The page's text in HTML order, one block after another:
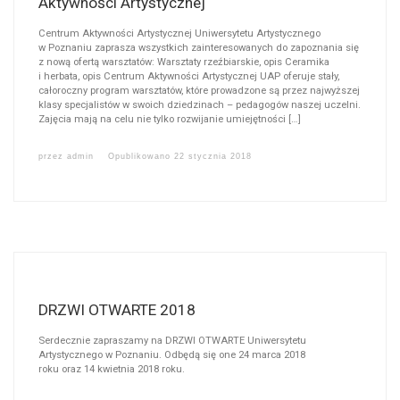
Centrum Aktywności Artystycznej Uniwersytetu Artystycznego
w Poznaniu zaprasza wszystkich zainteresowanych do zapoznania się
z nową ofertą warsztatów: Warsztaty rzeźbiarskie, opis Ceramika
i herbata, opis Centrum Aktywności Artystycznej UAP oferuje stały,
całoroczny program warsztatów, które prowadzone są przez najwyższej
klasy specjalistów w swoich dziedzinach – pedagogów naszej uczelni.
Zajęcia mają na celu nie tylko rozwijanie umiejętności […]
przezadmin Opublikowano 22 stycznia 2018
DRZWI OTWARTE 2018
Serdecznie zapraszamy na DRZWI OTWARTE Uniwersytetu
Artystycznego w Poznaniu. Odbędą się one 24 marca 2018
roku oraz 14 kwietnia 2018 roku.